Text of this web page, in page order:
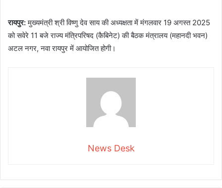
रायपुर:मुख्यमंत्री श्री विष्णु देव साय की अध्यक्षता में मंगलवार 19 अगस्त 2025
को सवेरे 11 बजे राज्य मंत्रिपरिषद (कैबिनेट) की बैठक मंत्रालय (महानदी भवन)
अटल नगर, नवा रायपुर में आयोजित होगी।
News Desk